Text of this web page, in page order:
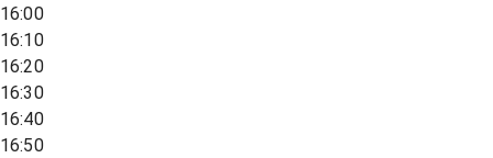
16:00
16:10
16:20
16:30
16:40
16:50